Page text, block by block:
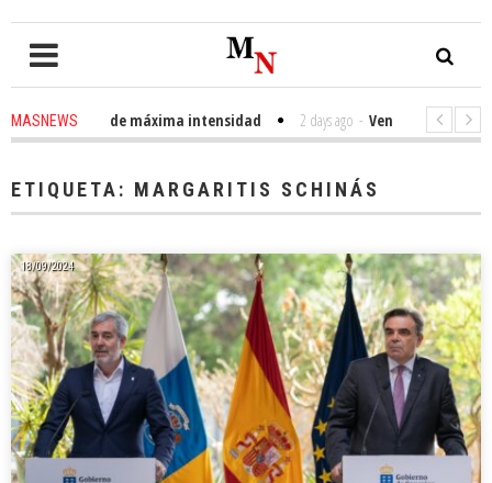
MASNEWS
urbano de máxima intensidad 2 days ago - Veneguera celebra sus
ETIQUETA: MARGARITIS SCHINÁS
18/09/2024